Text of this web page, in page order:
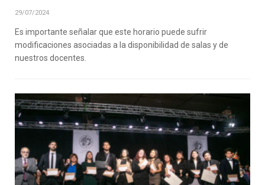
29/07/2024
Es importante señalar que este horario puede sufrir
modificaciones asociadas a la disponibilidad de salas y de
nuestros docentes.